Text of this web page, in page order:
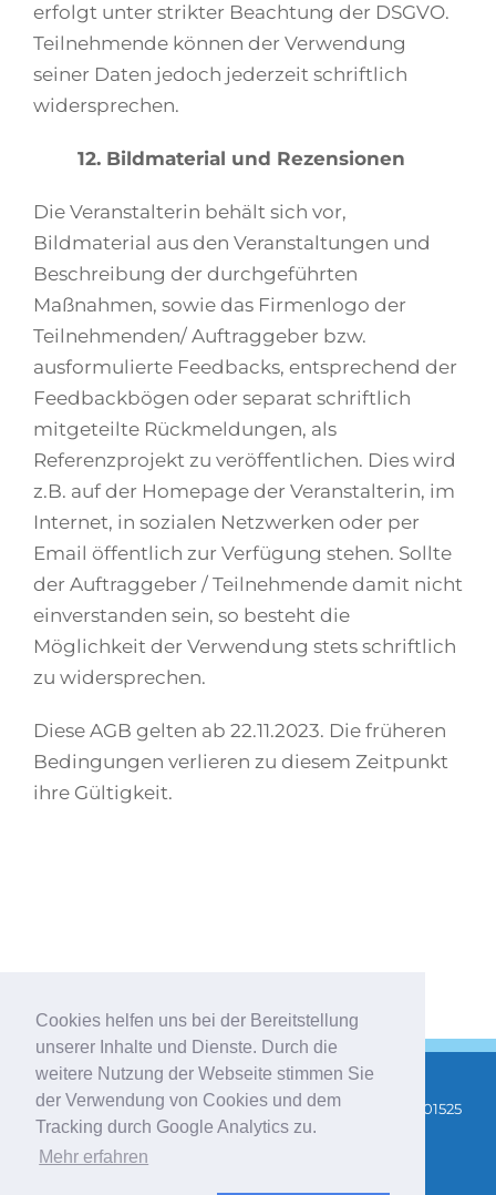
Cookies helfen uns bei der Bereitstellung
unserer Inhalte und Dienste. Durch die
weitere Nutzung der Webseite stimmen Sie
der Verwendung von Cookies und dem
Tracking durch Google Analytics zu.
Mehr erfahren
erfolgt unter strikter Beachtung der DSGVO.
Teilnehmende können der Verwendung
seiner Daten jedoch jederzeit schriftlich
widersprechen.
12. Bildmaterial und Rezensionen
Die Veranstalterin behält sich vor,
Bildmaterial aus den Veranstaltungen und
Beschreibung der durchgeführten
Maßnahmen, sowie das Firmenlogo der
Teilnehmenden/ Auftraggeber bzw.
ausformulierte Feedbacks, entsprechend der
Feedbackbögen oder separat schriftlich
mitgeteilte Rückmeldungen, als
Referenzprojekt zu veröffentlichen. Dies wird
z.B. auf der Homepage der Veranstalterin, im
Internet, in sozialen Netzwerken oder per
Email öffentlich zur Verfügung stehen. Sollte
der Auftraggeber / Teilnehmende damit nicht
einverstanden sein, so besteht die
Möglichkeit der Verwendung stets schriftlich
zu widersprechen.
Diese AGB gelten ab 22.11.2023. Die früheren
Bedingungen verlieren zu diesem Zeitpunkt
ihre Gültigkeit.
Copyright 2025 |AGB| Impressum|Datenschutz
| Tel: 01525
3475400 |info@stefanie-indrejak.de